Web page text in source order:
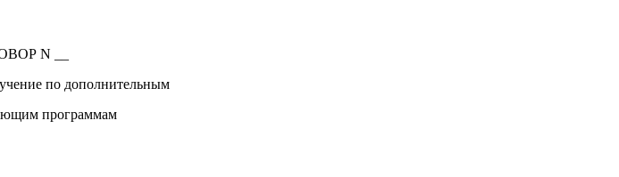
N __
по дополнительным
программам